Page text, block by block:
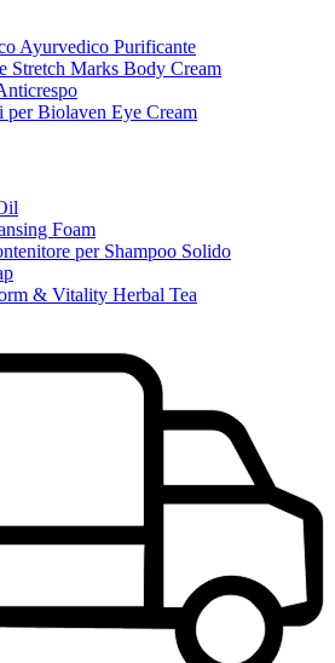
Ayurvedico Purificante
Stretch Marks Body Cream
per Biolaven Eye Cream
Foam
per Shampoo Solido
& Vitality Herbal Tea